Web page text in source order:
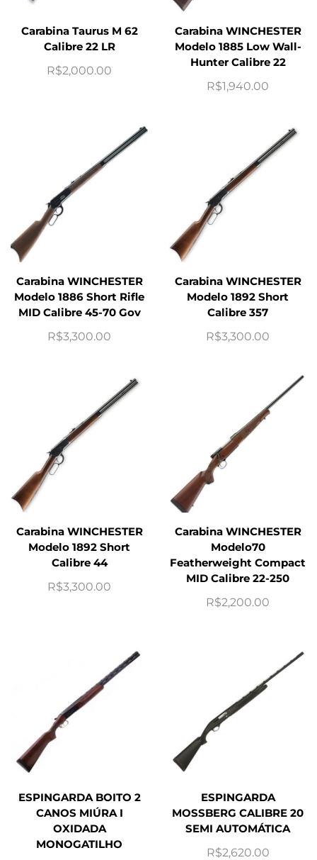
Carabina Taurus M 62
Calibre 22 LR
R$2,000.00
Carabina WINCHESTER
Modelo 1885 Low Wall-
Hunter Calibre 22
R$1,940.00
Carabina WINCHESTER
Modelo 1886 Short Rifle
MID Calibre 45-70 Gov
R$3,300.00
Carabina WINCHESTER
Modelo 1892 Short
Calibre 357
R$3,300.00
Carabina WINCHESTER
Modelo 1892 Short
Calibre 44
R$3,300.00
Carabina WINCHESTER
Modelo70
Featherweight Compact
MID Calibre 22-250
R$2,200.00
ESPINGARDA BOITO 2
CANOS MIÚRA I
OXIDADA
MONOGATILHO
ESPINGARDA
MOSSBERG CALIBRE 20
SEMI AUTOMÁTICA
R$2,620.00